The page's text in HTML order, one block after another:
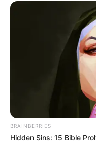
BRAINBERRIES
Hidden Sins: 15 Bible